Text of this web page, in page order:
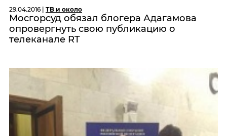
29.04.2016 | ТВ и около
Мосгорсуд обязал блогера Адагамова
опровергнуть свою публикацию о
телеканале RT